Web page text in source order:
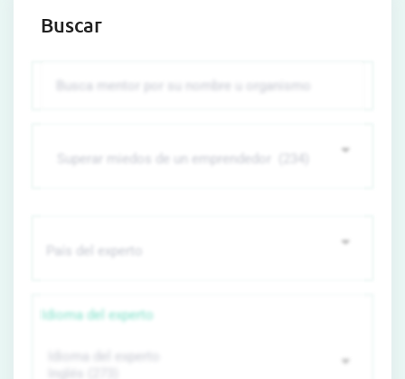
Buscar
Idioma del experto